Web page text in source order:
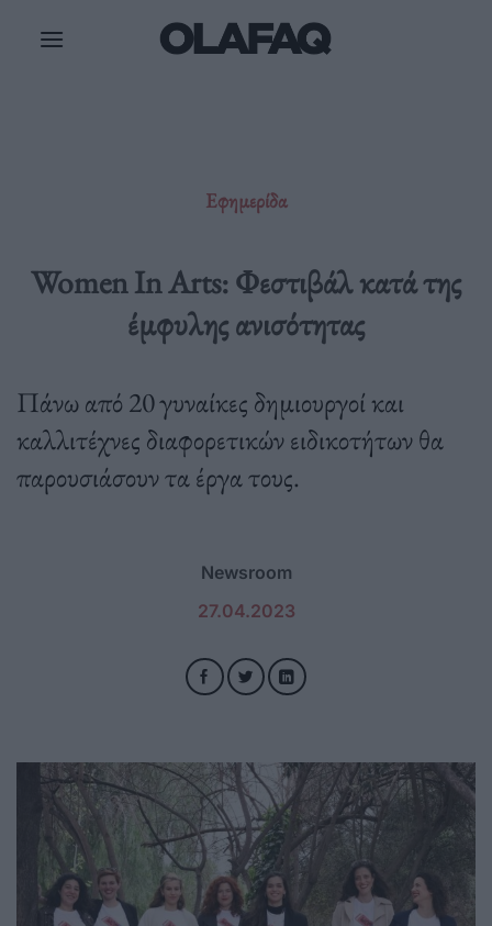
Εφημερίδα
Women In Arts: Φεστιβάλ κατά της
έμφυλης ανισότητας
Πάνω από 20 γυναίκες δημιουργοί και
καλλιτέχνες διαφορετικών ειδικοτήτων θα
παρουσιάσουν τα έργα τους.
Newsroom
27.04.2023